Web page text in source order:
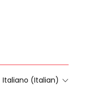
Italiano (Italian)